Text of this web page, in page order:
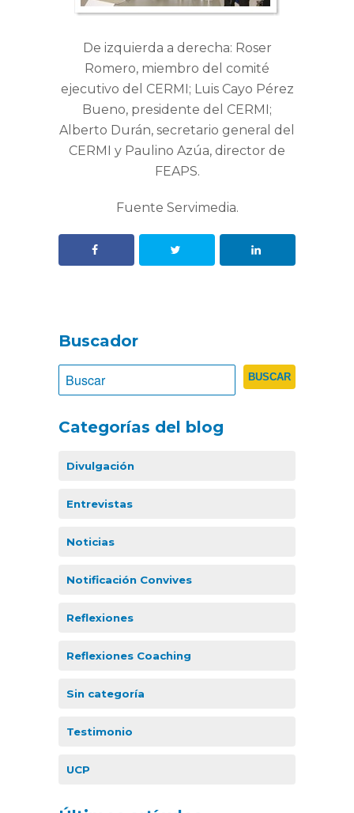
De izquierda a derecha: Roser
Romero, miembro del comité
ejecutivo del CERMI; Luis Cayo Pérez
Bueno, presidente del CERMI;
Alberto Durán, secretario general del
CERMI y Paulino Azúa, director de
FEAPS.
Fuente Servimedia.
Buscador
Categorías del blog
Divulgación
Entrevistas
Noticias
Notificación Convives
Reflexiones
Reflexiones Coaching
Sin categoría
Testimonio
UCP